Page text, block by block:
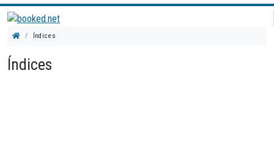
Índices
Índices